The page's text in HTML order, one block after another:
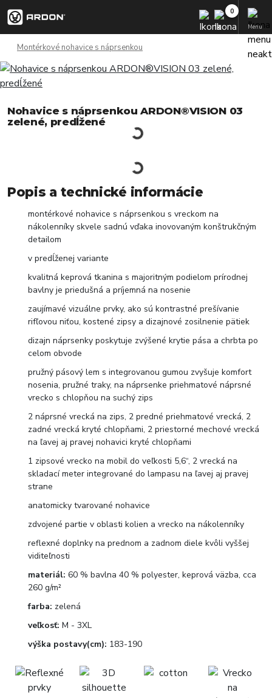
Menu
Montérkové nohavice s náprsenkou
Nohavice s náprsenkou ARDON®VISION 03
zelené, predĺžené
Popis a technické informácie
montérkové nohavice s náprsenkou s vreckom na
nákolenníky skvele sadnú vďaka inovovaným konštrukčným
detailom
v predĺženej variante
kvalitná keprová tkanina s majoritným podielom prírodnej
bavlny je priedušná a príjemná na nosenie
zaujímavé vizuálne prvky, ako sú kontrastné prešívanie
rifľovou niťou, kostené zipsy a dizajnové zosilnenie pätiek
dizajn náprsenky poskytuje zvýšené krytie pása a chrbta po
celom obvode
pružný pásový lem s integrovanou gumou zvyšuje komfort
nosenia, pružné traky, na náprsenke priehmatové náprsné
vrecko s chlopňou na suchý zips
2 náprsné vrecká na zips, 2 predné priehmatové vrecká, 2
zadné vrecká kryté chlopňami, 2 priestorné mechové vrecká
na ľavej aj pravej nohavici kryté chlopňami
1 zipsové vrecko na mobil do veľkosti 5,6“, 2 vrecká na
skladací meter integrované do lampasu na ľavej aj pravej
strane
anatomicky tvarované nohavice
zdvojené partie v oblasti kolien a vrecko na nákolenníky
reflexné doplnky na prednom a zadnom diele kvôli vyššej
viditeľnosti
materiál: 60 % bavlna 40 % polyester, keprová väzba, cca
260 g/m²
farba: zelená
veľkosť: M - 3XL
výška postavy(cm): 183-190